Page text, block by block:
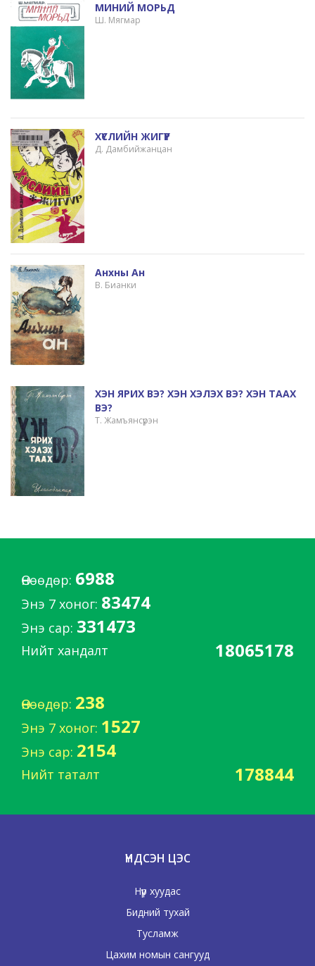
МИНИЙ МОРЬД
Ш. Мягмар
ХҮСЛИЙН ЖИГҮҮР
Д. Дамбийжанцан
Анхны Ан
В. Бианки
ХЭН ЯРИХ ВЭ? ХЭН ХЭЛЭХ ВЭ? ХЭН ТААХ
ВЭ?
Т. Жамъянсүрэн
Өнөөдөр: 6988
Энэ 7 хоног: 83474
Энэ сар: 331473
Нийт хандалт 18065178
Өнөөдөр: 238
Энэ 7 хоног: 1527
Энэ сар: 2154
Нийт таталт 178844
ҮНДСЭН ЦЭС
Нүүр хуудас
Бидний тухай
Тусламж
Цахим номын сангууд